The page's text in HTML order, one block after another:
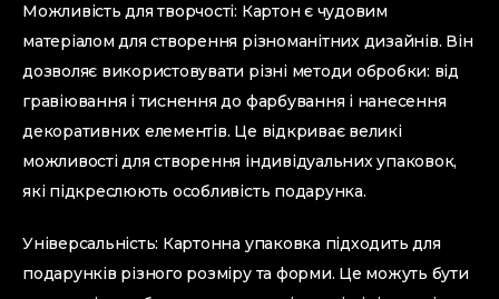
Можливість для творчості: Картон є чудовим
матеріалом для створення різноманітних дизайнів. Він
дозволяє використовувати різні методи обробки: від
гравіювання і тиснення до фарбування і нанесення
декоративних елементів. Це відкриває великі
можливості для створення індивідуальних упаковок,
які підкреслюють особливість подарунка.
Універсальність: Картонна упаковка підходить для
подарунків різного розміру та форми. Це можуть бути